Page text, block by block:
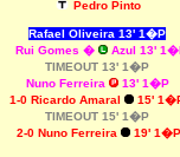
Pedro Pinto
Rafael Oliveira 13' 1�P
Rui Gomes �
Azul 13'
TIMEOUT 13' 1�P
Nuno Ferreira
13' 1�P
1-0 Ricardo Amaral
15'
TIMEOUT 15' 1�P
2-0 Nuno Ferreira
19' 1�P